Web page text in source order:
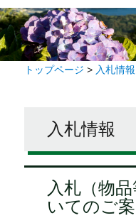
トップページ > 入札情報
入札情報
入札（物
いてのご